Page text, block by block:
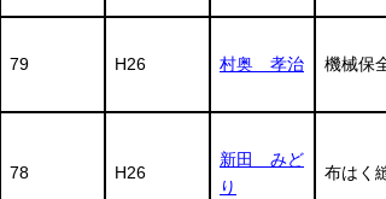
79 H26 村奥 孝治 機械保全
78 H26
新田 みど
り
布はく